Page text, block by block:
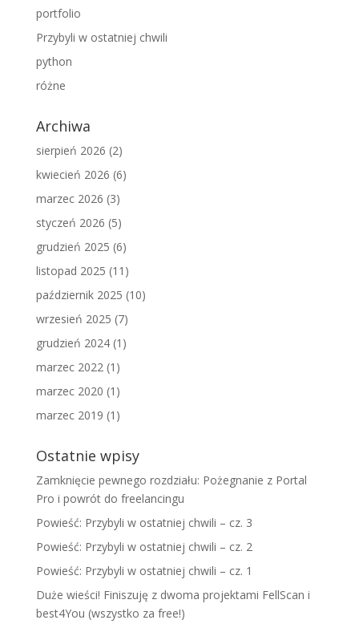
portfolio
Przybyli w ostatniej chwili
python
różne
Archiwa
sierpień 2026 (2)
kwiecień 2026 (6)
marzec 2026 (3)
styczeń 2026 (5)
grudzień 2025 (6)
listopad 2025 (11)
październik 2025 (10)
wrzesień 2025 (7)
grudzień 2024(1)
marzec 2022 (1)
marzec 2020 (1)
marzec 2019 (1)
Ostatnie wpisy
Zamknięcie pewnego rozdziału: Pożegnanie z Portal
Pro i powrót do freelancingu
Powieść: Przybyli w ostatniej chwili – cz. 3
Powieść: Przybyli w ostatniej chwili – cz. 2
Powieść: Przybyli w ostatniej chwili – cz. 1
Duże wieści! Finiszuję z dwoma projektami FellScan i
best4You (wszystko za free!)